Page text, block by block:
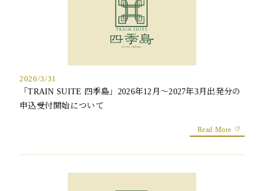
2026/3/31
「TRAIN SUITE 四季島」2026年12月～2027年3月出発分の
申込受付開始について
Read More